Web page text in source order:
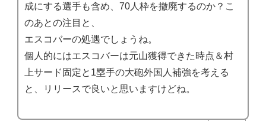
成にする選手も含め、70人枠を撤廃するのか？こ
のあとの注目と、
エスコバーの処遇でしょうね。
個人的にはエスコバーは元山獲得できた時点＆村
上サード固定と1塁手の大砲外国人補強を考える
と、リリースで良いと思いますけどね。